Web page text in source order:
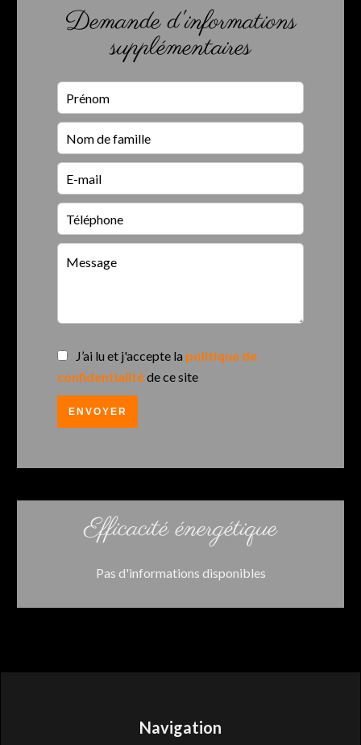
Demande d'informations
supplémentaires
J’ai lu et j'accepte la politique de
confidentialitéde ce site
ENVOYER
Efficacité énergétique
Pas d'informations disponibles
Navigation